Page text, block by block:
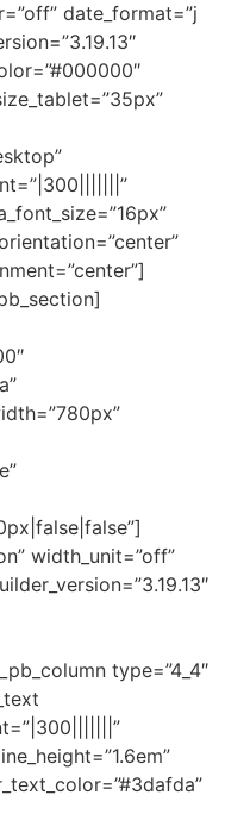
date_format=”j
width_unit=”off”
type=”4_4″